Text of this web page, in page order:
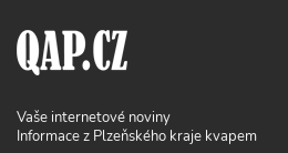
Vaše internetové noviny
Informace z Plzeňského kraje kvapem